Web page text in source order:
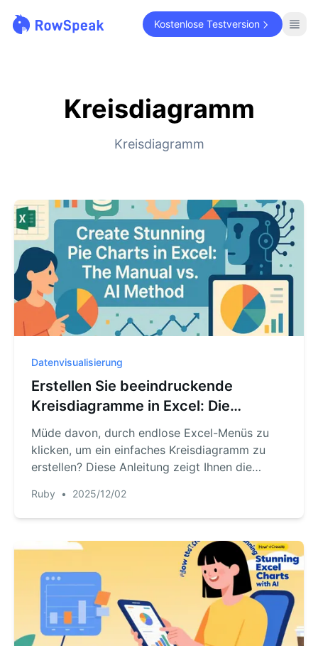
Kostenlose Testversion
Kreisdiagramm
Kreisdiagramm
Datenvisualisierung
Erstellen Sie beeindruckende
Kreisdiagramme in Excel: Die
manuelle vs. KI-Methode
Müde davon, durch endlose Excel-Menüs zu
klicken, um ein einfaches Kreisdiagramm zu
erstellen? Diese Anleitung zeigt Ihnen die
stellt eine revolutionäre KI-gestützte Methode
vor, mit der Sie Diagramme sofort mit einem
Finden Sie heraus, welche Methode die richtige
für Sie ist.
Ruby • 2025/12/02